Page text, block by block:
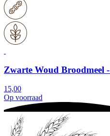
Zwarte Woud Broodmeel
15,00
Op voorraad